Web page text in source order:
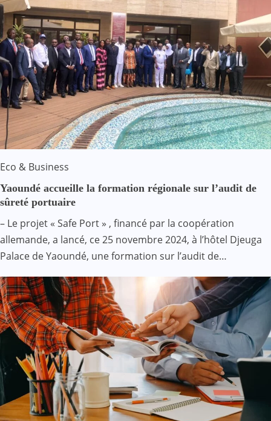
Eco & Business
Yaoundé accueille la formation régionale sur l’audit de
sûreté portuaire
– Le projet « Safe Port » , financé par la coopération
allemande, a lancé, ce 25 novembre 2024, à l’hôtel Djeuga
Palace de Yaoundé, une formation sur l’audit de…